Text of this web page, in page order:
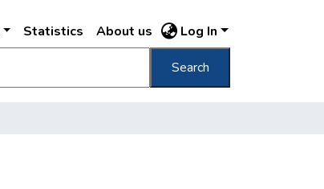
Statistics About us Log In
Search